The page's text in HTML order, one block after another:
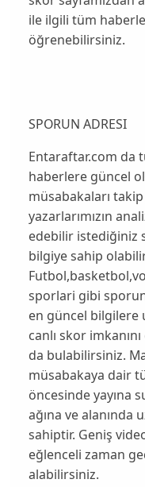
ile ilgili tüm
öğrenebilirsiniz.
SPORUN ADRESI
Entaraftar.com da
haberlere güncel
müsabakaları
yazarlarımızın
edebilir istediğiniz
bilgiye sahip
sporlari gibi
en güncel bilgilere
canlı skor
da bulabilirsiniz.
müsabakaya dair
öncesinde yayına
ağına ve alanında
sahiptir. Geniş
eğlenceli zaman
alabilirsiniz.